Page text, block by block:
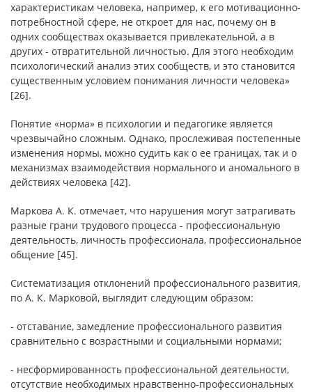
характеристикам человека, например, к его мотивационно-
потребностной сфере, не откроет для нас, почему он в
одних сообществах оказывается привлекательной, а в
других - отвратительной личностью. Для этого необходим
психологический анализ этих сообществ, и это становится
существенным условием понимания личности человека»
[26].
Понятие «норма» в психологии и педагогике является
чрезвычайно сложным. Однако, прослеживая постепенные
изменения нормы, можно судить как о ее границах, так и о
механизмах взаимодействия нормального и аномального в
действиях человека [42].
Маркова А. К. отмечает, что нарушения могут затрагивать
разные грани трудового процесса - профессиональную
деятельность, личность профессионала, профессиональное
общение [45].
Систематизация отклонений профессионального развития,
по А. К. Марковой, выглядит следующим образом:
- отставание, замедление профессионального развития
сравнительно с возрастными и социальными нормами;
- несформированность профессиональной деятельности,
отсутствие необходимых нравственно-профессиональных